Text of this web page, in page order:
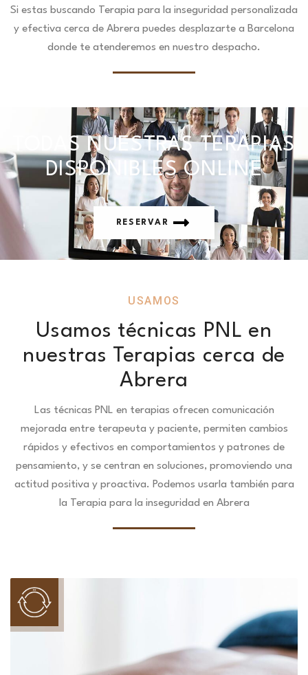
Si estas buscando Terapia para la inseguridad personalizada
y efectiva cerca de Abrera puedes desplazarte a Barcelona
donde te atenderemos en nuestro despacho.
TODAS NUESTRAS TERAPIAS
DISPONIBLES ONLINE
RESERVAR
USAMOS
Usamos técnicas PNL en
nuestras Terapias cerca de
Abrera
Las técnicas PNL en terapias ofrecen comunicación
mejorada entre terapeuta y paciente, permiten cambios
rápidos y efectivos en comportamientos y patrones de
pensamiento, y se centran en soluciones, promoviendo una
actitud positiva y proactiva. Podemos usarla también para
la Terapia para la inseguridad en Abrera